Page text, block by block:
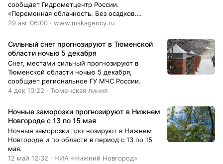
сообщает Гидрометцентр России.
«Переменная облачность. Без осадков.
Температура воздуха в Москве составит от 26
24до плюс 29 градусов. Ветер северо-
восточный, восточный 3–8 м/с», – говорится в
сообщении. Синоптики отмечают, что
атмосферное давление составит 756 мм
ртутного столба.
29 авг 06:00 · www.mskagency.ru
Сильный снег прогнозируют в Тюменской
области ночью 5 декабря
Снег, местами сильный прогнозируют в
Тюменской области ночью 5 декабря,
сообщает региональное ГУ МЧС России.
4 дек 10:22 · Тюменская линия
Ночные заморозки прогнозируют в Нижнем
Новгороде с 13 по 15 мая
Ночные заморозки прогнозируют в Нижнем
Новгороде и по области в период с 13 по 15
мая.
12 май 12:32 · НИА «Нижний Новгород»